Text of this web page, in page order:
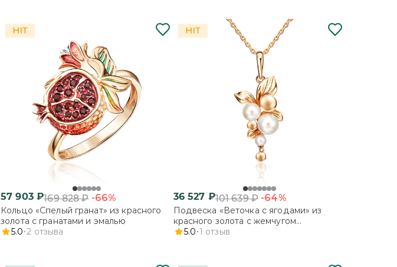
57 903₽169 828₽ -66%
Кольцо «Спелый гранат» из красного
золота с гранатами и эмалью
5.0 2 отзыва
36 527 ₽101 639₽ -64%
Подвеска «Веточка с ягодами» из
красного золота с жемчугом
культивированным
5.0 1 отзыв